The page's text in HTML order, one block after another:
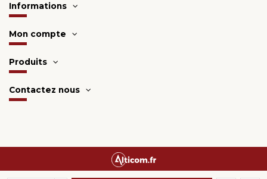
Informations
Mon compte
Produits
Contactez nous